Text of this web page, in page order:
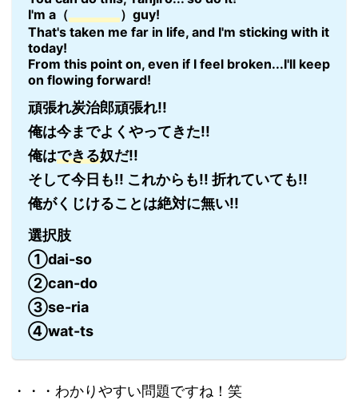
I'm a（
）guy!
That's taken me far in life, and I'm sticking with it
today!
From this point on, even if I feel broken...I'll keep
on flowing forward!
頑張れ炭治郎頑張れ!!
俺は今までよくやってきた!!
俺はできる奴だ!!
そして今日も!! これからも!! 折れていても!!
俺がくじけることは絶対に無い!!
選択肢
①dai-so
②can-do
③se-ria
④wat-ts
・・・わかりやすい問題ですね！笑